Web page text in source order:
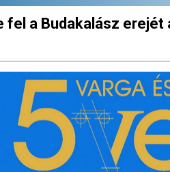
fel a Budakalász erejét